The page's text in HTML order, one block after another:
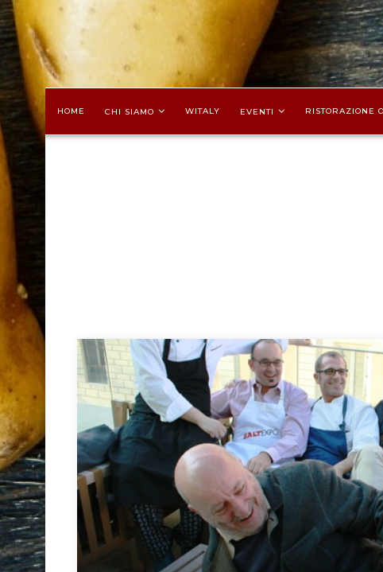
HOME CHI SIAMO WITALY EVENTI RISTORAZIONE